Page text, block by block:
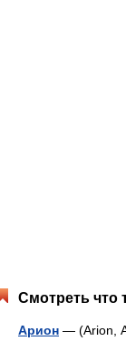
Смотреть что
Арион — (Arion,